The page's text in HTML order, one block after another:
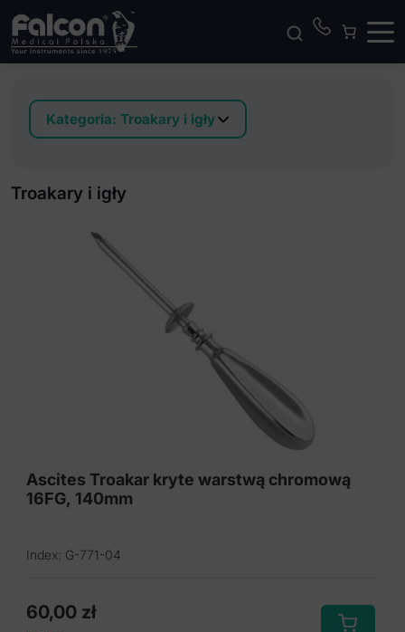
Kategoria:Troakary i igły
Igły wprowadzające
Troakary i igły
Ascites Troakar kryte warstwą chromową
16FG, 140mm
Index: G-771-04
60,00 zł